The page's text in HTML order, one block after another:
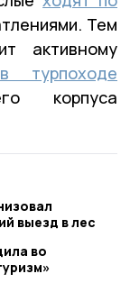
Тем
активному
в турпоходе
корпуса
выезд в лес
во